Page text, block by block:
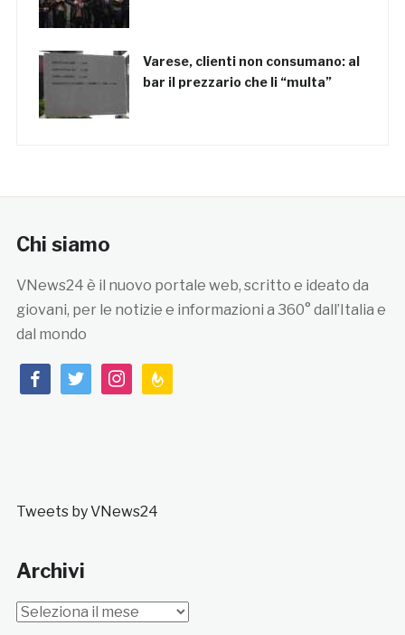
Varese, clienti non consumano: al
bar il prezzario che li “multa”
Chi siamo
VNews24 è il nuovo portale web, scritto e ideato da
giovani, per le notizie e informazioni a 360° dall’Italia e
dal mondo
facebooktwitterinstagramfeedburner
Tweets by VNews24
Archivi
Archivi